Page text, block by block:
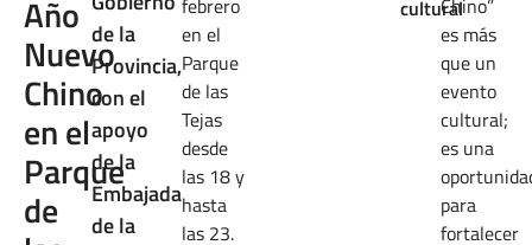
Año
Nuevo
Chino
en el
Parque
de
de la
Provincia,
con el
apoyo
de la
Embajada
de la
febrero
en el
Parque
de las
Tejas
desde
las 18 y
hasta
las 23.
culturalChino”
es más
que un
evento
cultural;
es una
para
fortalecer